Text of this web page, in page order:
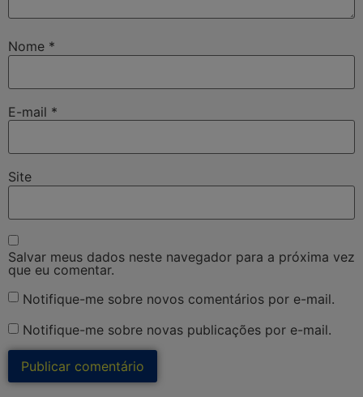
Nome *
E-mail *
Site
Salvar meus dados neste navegador para a próxima vez
que eu comentar.
Notifique-me sobre novos comentários por e-mail.
Notifique-me sobre novas publicações por e-mail.